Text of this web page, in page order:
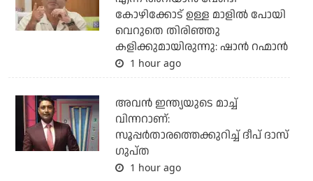
കോഴിക്കോട് ഉള്ള മാളിൽ പോയി
വെറുതെ തിരിഞ്ഞു
കളിക്കുമായിരുന്നു: ഷാൻ റഹ്മാൻ
1 hour ago
അവന്‍ ഇന്ത്യയുടെ മാച്ച്
വിന്നറാണ്:
സൂപ്പര്‍താരത്തെക്കുറിച്ച് ദീപ് ദാസ്
ഗുപ്ത
1 hour ago